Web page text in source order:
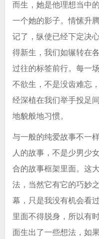
而生，她是他理想当中
一个她的影子。情愫升
记了，纵使已经下定决
得新生，我们如辗转在
过往的标签前行。每一
不欲生，不是没齿难忘
经深植在我们举手投足
地貌般地习惯。
与一般的纯爱故事不一
人的故事，不是少男少
合的故事框架里面。这
法，当然它有它的巧妙
幕，只是我没有机会看
里面不得脱身，所以有
面生出了一些想法，如